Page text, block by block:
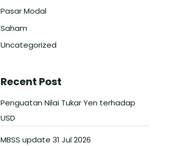
Pasar Modal
Saham
Uncategorized
Recent Post
Penguatan Nilai Tukar Yen terhadap
USD
MBSS update 31 Jul 2026